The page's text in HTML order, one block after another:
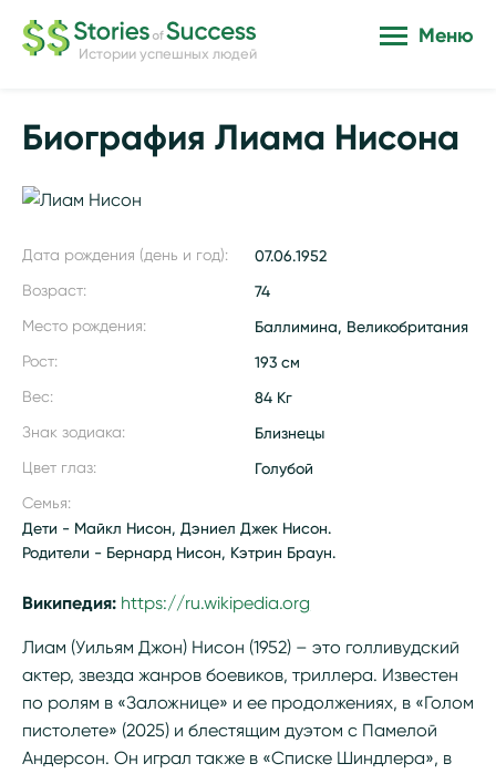
Истории успешных людей
Меню
Биография Лиама Нисона
Дата рождения (день и год): 07.06.1952
Возраст: 74
Место рождения: Баллимина, Великобритания
Рост: 193 см
Вес: 84 Кг
Знак зодиака: Близнецы
Цвет глаз: Голубой
Семья:
Дети - Майкл Нисон, Дэниел Джек Нисон.
Родители - Бернард Нисон, Кэтрин Браун.
Википедия: https://ru.wikipedia.org/wiki/Нисон,_Лиам
Лиам (Уильям Джон) Нисон (1952) – это голливудский
актер, звезда жанров боевиков, триллера. Известен
по ролям в «Заложнице» и ее продолжениях, в «Голом
пистолете» (2025) и блестящим дуэтом с Памелой
Андерсон. Он играл также в «Списке Шиндлера», в